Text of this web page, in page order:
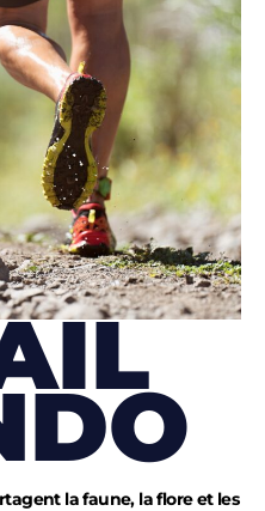
la faune, la flore et les